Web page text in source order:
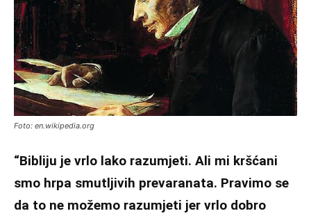
Foto: en.wikipedia.org
“Bibliju je vrlo lako razumjeti. Ali mi kršćani
smo hrpa smutljivih prevaranata. Pravimo se
da to ne možemo razumjeti jer vrlo dobro